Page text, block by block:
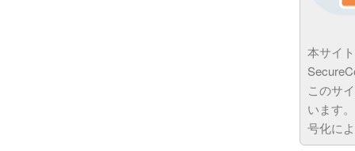
本サイ
このサ
います
号化に